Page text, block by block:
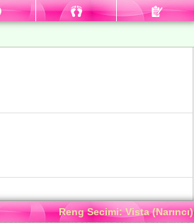
Reng Secimi: Vista (Narıncı)